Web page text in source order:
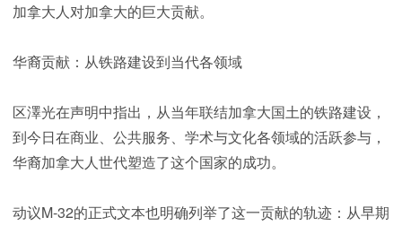
加拿大人对加拿大的巨大贡献。
华裔贡献：从铁路建设到当代各领域
区澤光在声明中指出，从当年联结加拿大国土的铁路建设，
到今日在商业、公共服务、学术与文化各领域的活跃参与，
华裔加拿大人世代塑造了这个国家的成功。
动议M-32的正式文本也明确列举了这一贡献的轨迹：从早期